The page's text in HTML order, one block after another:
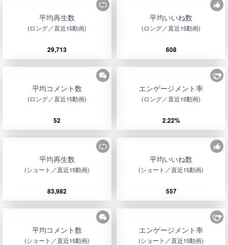
平均再生数
(ロング／直近15動画)
29,713
平均いいね数
(ロング／直近15動画)
608
平均コメント数
(ロング／直近15動画)
52
エンゲージメント率
(ロング／直近15動画)
2.22%
平均再生数
(ショート／直近15動画)
83,982
平均いいね数
(ショート／直近15動画)
557
平均コメント数
(ショート／直近15動画)
エンゲージメント率
(ショート／直近15動画)